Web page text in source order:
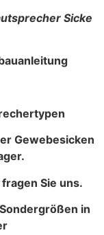
Sicke
Gewebesicken
Sie uns.
in